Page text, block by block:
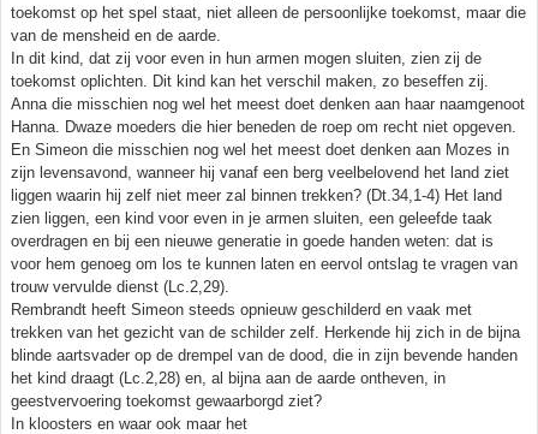
toekomst op het spel staat, niet alleen de persoonlijke toekomst, maar die
van de mensheid en de aarde.
In dit kind, dat zij voor even in hun armen mogen sluiten, zien zij de
toekomst oplichten. Dit kind kan het verschil maken, zo beseffen zij.
Anna die misschien nog wel het meest doet denken aan haar naamgenoot
Hanna. Dwaze moeders die hier beneden de roep om recht niet opgeven.
En Simeon die misschien nog wel het meest doet denken aan Mozes in
zijn levensavond, wanneer hij vanaf een berg veelbelovend het land ziet
liggen waarin hij zelf niet meer zal binnen trekken? (Dt.34,1-4) Het land
zien liggen, een kind voor even in je armen sluiten, een geleefde taak
overdragen en bij een nieuwe generatie in goede handen weten: dat is
voor hem genoeg om los te kunnen laten en eervol ontslag te vragen van
trouw vervulde dienst (Lc.2,29).
Rembrandt heeft Simeon steeds opnieuw geschilderd en vaak met
trekken van het gezicht van de schilder zelf. Herkende hij zich in de bijna
blinde aartsvader op de drempel van de dood, die in zijn bevende handen
het kind draagt (Lc.2,28) en, al bijna aan de aarde ontheven, in
geestvervoering toekomst gewaarborgd ziet?
In kloosters en waar ook maar het